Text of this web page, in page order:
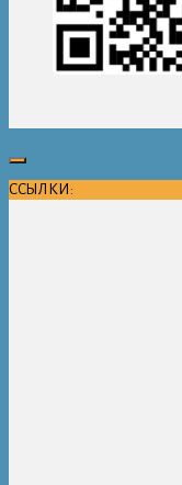
ССЫЛКИ: